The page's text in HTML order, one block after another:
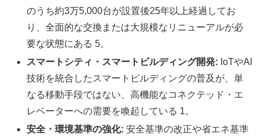
のうち約3万5,000台が設置後25年以上経過してお
り、全面的な交換または大規模なリニューアルが必
要な状態にある 5。
スマートシティ・スマートビルディング開発: IoTやAI
技術を統合したスマートビルディングの普及が、単
なる移動手段ではない、高機能なコネクテッド・エ
レベーターへの需要を喚起している 1。
安全・環境基準の強化: 安全基準の改正や省エネ基準